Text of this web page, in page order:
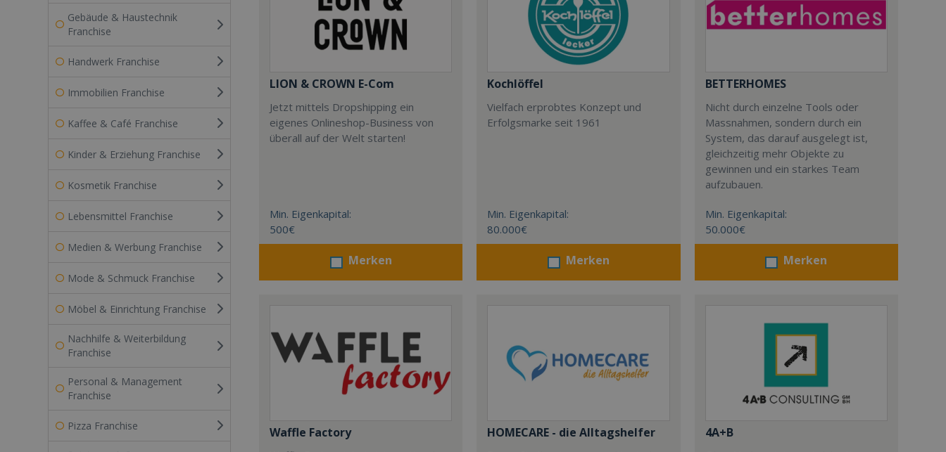
Gebäude & Haustechnik
Franchise
Handwerk Franchise
Immobilien Franchise
Kaffee & Café Franchise
Kinder & Erziehung Franchise
Kosmetik Franchise
Lebensmittel Franchise
Medien & Werbung Franchise
Mode & Schmuck Franchise
Möbel & Einrichtung Franchise
Nachhilfe & Weiterbildung
Franchise
Personal & Management
Franchise
Pizza Franchise
LION & CROWN E-Com
Jetzt mittels Dropshipping ein
eigenes Onlineshop-Business von
überall auf der Welt starten!
Min. Eigenkapital:
500€
Merken
Kochlöffel
Vielfach erprobtes Konzept und
Erfolgsmarke seit 1961
Min. Eigenkapital:
80.000€
Merken
BETTERHOMES
Nicht durch einzelne Tools oder
Massnahmen, sondern durch ein
System, das darauf ausgelegt ist,
gleichzeitig mehr Objekte zu
gewinnen und ein starkes Team
aufzubauen.
Min. Eigenkapital:
50.000€
Merken
Waffle Factory HOMECARE - die Alltagshelfer 4A+B